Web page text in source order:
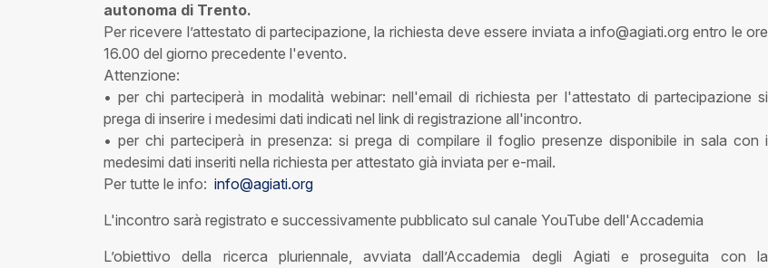
autonoma di Trento.
Per ricevere l’attestato di partecipazione, la richiesta deve essere inviata a info@agiati.org entro le ore
16.00 del giorno precedente l'evento.
Attenzione:
• per chi parteciperà in modalità webinar: nell'email di richiesta per l'attestato di partecipazione si
prega di inserire i medesimi dati indicati nel link di registrazione all'incontro.
• per chi parteciperà in presenza: si prega di compilare il foglio presenze disponibile in sala con i
medesimi dati inseriti nella richiesta per attestato già inviata per e-mail.
Per tutte le info: info@agiati.org
L'incontro sarà registrato e successivamente pubblicato sul canale YouTube dell'Accademia
L’obiettivo della ricerca pluriennale, avviata dall’Accademia degli Agiati e proseguita con la